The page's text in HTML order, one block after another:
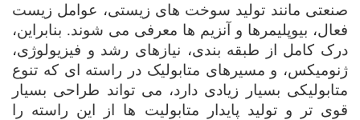
صنعتی مانند تولید سوخت های زیستی، عوامل زیست
فعال، بیوپلیمرها و آنزیم ها معرفی می شوند. بنابراین،
درک کامل از طبقه بندی، نیازهای رشد و فیزیولوژی،
ژنومیکس، و مسیرهای متابولیک در راسته ای که تنوع
متابولیکی بسیار زیادی دارد، می تواند طراحی بسیار
قوی تر و تولید پایدار متابولیت ها از این راسته را